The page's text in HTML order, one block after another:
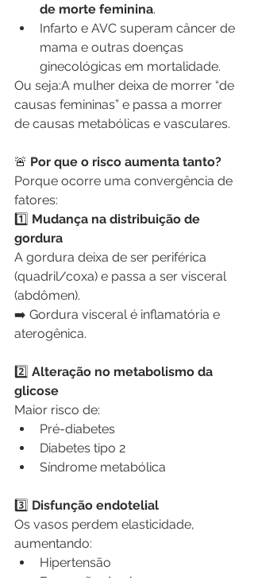
de morte feminina.
Infarto e AVC superam câncer de
mama e outras doenças
ginecológicas em mortalidade.
Ou seja:A mulher deixa de morrer “de
causas femininas” e passa a morrer
de causas metabólicas e vasculares.
🚨 Por que o risco aumenta tanto?
Porque ocorre uma convergência de
fatores:
1️⃣ Mudança na distribuição de
gordura
A gordura deixa de ser periférica
(quadril/coxa) e passa a ser visceral
(abdômen).
➡️ Gordura visceral é inflamatória e
aterogênica.
2️⃣ Alteração no metabolismo da
glicose
Maior risco de:
Pré-diabetes
Diabetes tipo 2
Síndrome metabólica
3️⃣ Disfunção endotelial
Os vasos perdem elasticidade,
aumentando:
Hipertensão